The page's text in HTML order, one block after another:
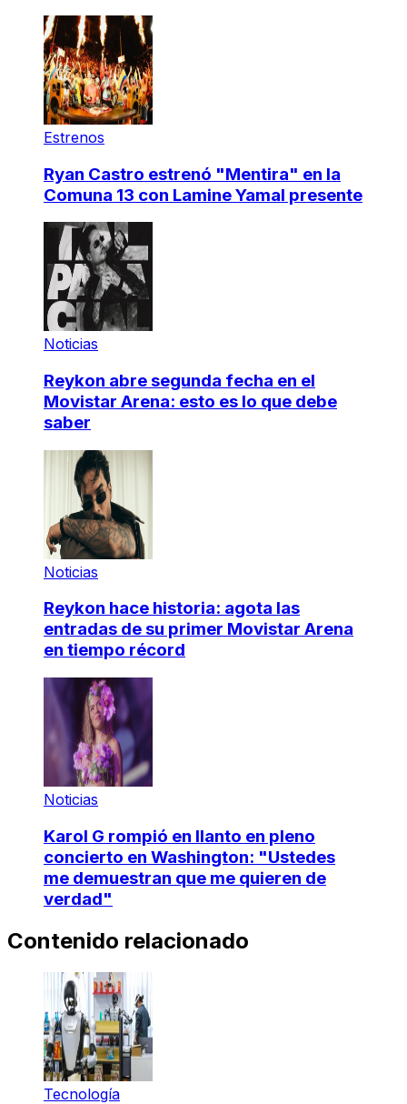
Estrenos
Ryan Castro estrenó "Mentira" en la
Comuna 13 con Lamine Yamal presente
Noticias
Reykon abre segunda fecha en el
Movistar Arena: esto es lo que debe
saber
Noticias
Reykon hace historia: agota las
entradas de su primer Movistar Arena
en tiempo récord
Noticias
Karol G rompió en llanto en pleno
concierto en Washington: "Ustedes
me demuestran que me quieren de
verdad"
Contenido relacionado
Tecnología